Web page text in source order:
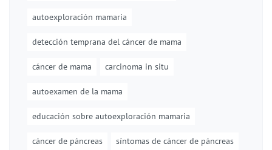
autoexploración mamaria
detección temprana del cáncer de mama
cáncer de mama carcinoma in situ
autoexamen de la mama
educación sobre autoexploración mamaria
cáncer de páncreas síntomas de cáncer de páncreas